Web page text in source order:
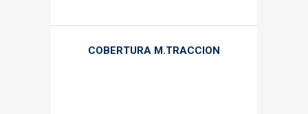
COBERTURA M.TRACCION